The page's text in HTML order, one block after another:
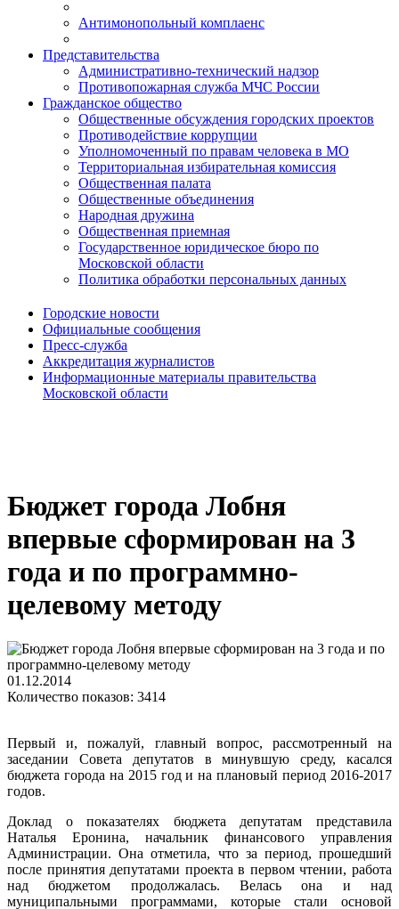
Антимонопольный комплаенс
Представительства
Административно-технический надзор
Противопожарная служба МЧС России
Гражданское общество
Общественные обсуждения городских проектов
Противодействие коррупции
Уполномоченный по правам человека в МО
Территориальная избирательная комиссия
Общественная палата
Общественные объединения
Народная дружина
Общественная приемная
Государственное юридическое бюро по
Московской области
Политика обработки персональных данных
Городские новости
Официальные сообщения
Пресс-служба
Аккредитация журналистов
Информационные материалы правительства
Московской области
Бюджет города Лобня
впервые сформирован на 3
года и по программно-
целевому методу
01.12.2014
Количество показов: 3414
Первый и, пожалуй, главный вопрос, рассмотренный на
заседании Совета депутатов в минувшую среду, касался
бюджета города на 2015 год и на плановый период 2016-2017
годов.
Доклад о показателях бюджета депутатам представила
Наталья Еронина, начальник финансового управления
Администрации. Она отметила, что за период, прошедший
после принятия депутатами проекта в первом чтении, работа
над бюджетом продолжалась. Велась она и над
муниципальными программами, которые стали основой